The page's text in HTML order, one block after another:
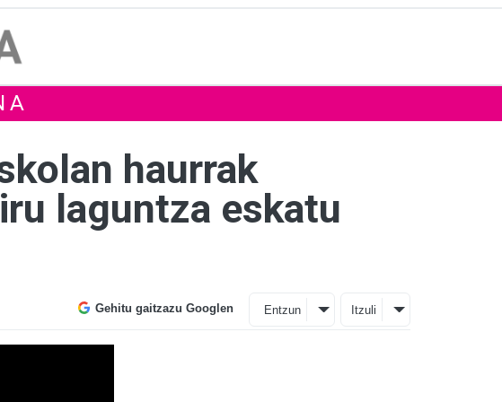
haurrak
laguntza eskatu
Gehitu gaitzazu Googlen Entzun Itzuli